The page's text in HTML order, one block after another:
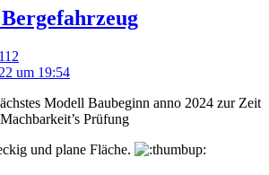
um 19:54
Modell Baubeginn anno 2024 zur Zeit
Prüfung
und plane Fläche.